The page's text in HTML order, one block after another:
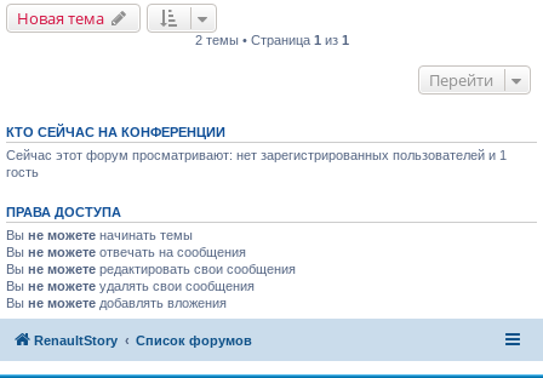
Новая тема
2 темы • Страница 1 из 1
Перейти
КТО СЕЙЧАС НА КОНФЕРЕНЦИИ
Сейчас этот форум просматривают: нет зарегистрированных пользователей и 1
гость
ПРАВА ДОСТУПА
Вы не можете начинать темы
Вы не можете отвечать на сообщения
Вы не можете редактировать свои сообщения
Вы не можете удалять свои сообщения
Вы не можете добавлять вложения
RenaultStory Список форумов